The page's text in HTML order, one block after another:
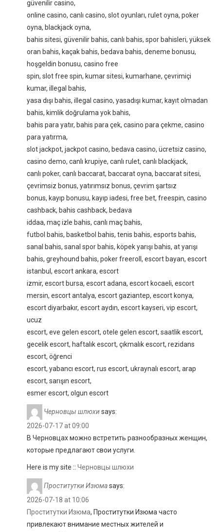
güvenilir casino,
online casino, canlı casino, slot oyunları, rulet oyna, poker
oyna, blackjack oyna,
bahis sitesi, güvenilir bahis, canlı bahis, spor bahisleri, yüksek
oran bahis, kaçak bahis, bedava bahis, deneme bonusu,
hoşgeldin bonusu, casino free
spin, slot free spin, kumar sitesi, kumarhane, çevrimiçi
kumar, illegal bahis,
yasa dışı bahis, illegal casino, yasadışı kumar, kayıt olmadan
bahis, kimlik doğrulama yok bahis,
bahis para yatır, bahis para çek, casino para çekme, casino
para yatırma,
slot jackpot, jackpot casino, bedava casino, ücretsiz casino,
casino demo, canlı krupiye, canlı rulet, canlı blackjack,
canlı poker, canlı baccarat, baccarat oyna, baccarat sitesi,
çevrimsiz bonus, yatırımsız bonus, çevrim şartsız
bonus, kayıp bonusu, kayıp iadesi, free bet, freespin, casino
cashback, bahis cashback, bedava
iddaa, maç izle bahis, canlı maç bahis,
futbol bahis, basketbol bahis, tenis bahis, esports bahis,
sanal bahis, sanal spor bahis, köpek yarışı bahis, at yarışı
bahis, greyhound bahis, poker freeroll, escort bayan, escort
istanbul, escort ankara, escort
izmir, escort bursa, escort adana, escort kocaeli, escort
mersin, escort antalya, escort gaziantep, escort konya,
escort diyarbakır, escort aydın, escort kayseri, vip escort,
ucuz
escort, eve gelen escort, otele gelen escort, saatlik escort,
gecelik escort, haftalık escort, çıkmalık escort, rezidans
escort, öğrenci
escort, yabancı escort, rus escort, ukraynalı escort, arap
escort, sarışın escort,
esmer escort, olgun escort
Черновцы шлюхиsays:
2026-07-17 at 09:00
В Черновцах можно встретить разнообразных женщин,
которые предлагают свои услуги.
Here is my site :: Черновцы шлюхи
Проститутки Изюмаsays:
2026-07-18 at 10:06
Проститутки Изюма, Проститутки Изюма часто
привлекают внимание местных жителей и